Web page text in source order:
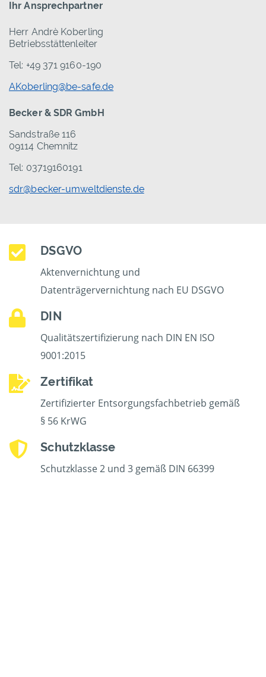
Ihr Ansprechpartner
Herr Andrè Koberling
Betriebsstättenleiter
Tel: +49 371 9160-190
AKoberling@be-safe.de
Becker & SDR GmbH
Sandstraße 116
09114 Chemnitz
Tel: 03719160191
sdr@becker-umweltdienste.de
DSGVO
Aktenvernichtung und
Datenträgervernichtung nach EU DSGVO
DIN
Qualitätszertifizierung nach DIN EN ISO
9001:2015
Zertifikat
Zertifizierter Entsorgungsfachbetrieb gemäß
§ 56 KrWG
Schutzklasse
Schutzklasse 2 und 3 gemäß DIN 66399